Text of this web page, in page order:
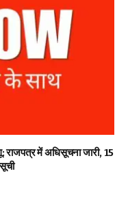
राजपत्र में अधिसूचना जारी, 15